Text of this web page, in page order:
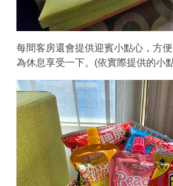
每間客房還會提供迎賓小點心，方
為休息享受一下。(依實際提供的小